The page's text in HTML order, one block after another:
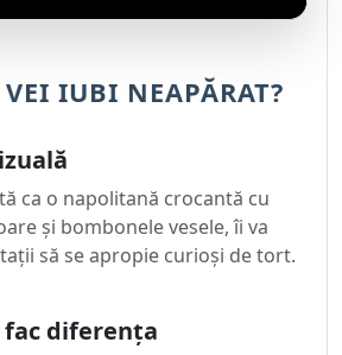
IUBI NEAPĂRAT?
ca o napolitană crocantă cu
și bombonele vesele, îi va
să se apropie curioși de tort.
diferența